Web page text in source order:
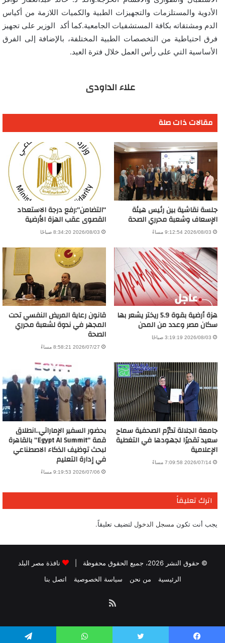
الأدوية والمستلزمات والتجهيزات الطبية والكميات اللازمة من أكياس
الدم ومشتقاته بكافة المستشفيات الجامعية.كما أكد الوزير على تجهيز
فرق احتياطية من التخصصات الطبية المختلفة، بالإضافة إلى الفرق
الأساسية التي على رأس العمل خلال فترة العيد.
علاء الداودى
مقالات ذات صلة
جلسة نقاشية بين رئيس هيئة
الإسعاف وشعبة محرري الصحة
2026/08/03 9:12:54 مساءً
“التضامن”:رفع درجة الاستعداد
القصوى عقب الهزة الأرضية
2026/08/03 8:34:20 صباحًا
هزة أرضية بقوة 5.9 ريختر يشعر بها
سكان مصر وعدد من المدن
2026/08/03 3:19:19 صباحًا
قانون رعاية المريض النفسي تحت
المجهر في ندوة لشعبة محرري
الصحة
2026/07/27 8:58:21 مساءً
جامعة الجلالة تكرّم الصحفية سماح
سعيد تقديرًا لجهودها في التغطية
الإعلامية
2026/07/14 7:09:58 مساءً
بحضور السفير الإماراتي..انطلاق
قمة “Egypt AI Summit” بالقاهرة
لبحث توظيف الذكاء الاصطناعي
في إدارة التعليم
2026/07/06 9:19:53 مساءً
اترك تعليقاً
يجب أنت تكون مسجل الدخول لتضيف تعليقاً.
© حقوق النشر 2026، جميع الحقوق محفوظة |
نافذة مصر البلد
الرئيسية
من نحن سياسة الخصوصية اتصل بنا
ملخص
الموقع